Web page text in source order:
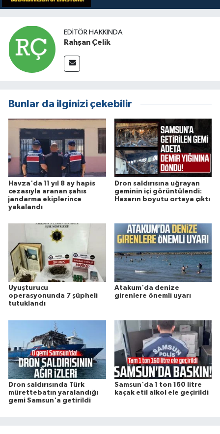
EDITÖR HAKKINDA
Rahşan Çelik
Bunlar da ilginizi çekebilir
Havza'da 11 yıl 8 ay hapis
cezasıyla aranan şahıs
jandarma ekiplerince
yakalandı
Dron saldırısına uğrayan
geminin içi görüntülendi:
Hasarın boyutu ortaya çıktı
Uyuşturucu
operasyonunda 7 şüpheli
tutuklandı
Atakum'da denize
girenlere önemli uyarı
Dron saldırısında Türk
mürettebatın yaralandığı
gemi Samsun'a getirildi
Samsun'da 1 ton 160 litre
kaçak etil alkol ele geçirildi